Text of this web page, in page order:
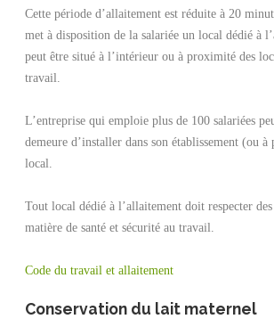
Cette période d’allaitement est réduite à 20
met à disposition de la salariée un local dédié à
peut être situé à l’intérieur ou à proximité des
travail.
L’entreprise qui emploie plus de 100 salariées
demeure d’installer dans son établissement (ou
local.
Tout local dédié à l’allaitement doit respecter
matière de santé et sécurité au travail.
Code du travail et allaitement
Conservation du lait maternel